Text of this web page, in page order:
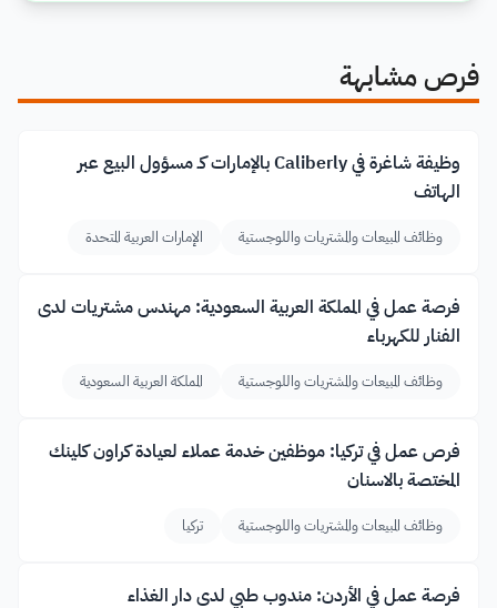
فرص مشابهة
وظيفة شاغرة في Caliberly بالإمارات كـ مسؤول البيع عبر
الهاتف
وظائف المبيعات والمشتريات واللوجستية الإمارات العربية المتحدة
فرصة عمل في المملكة العربية السعودية: مهندس مشتريات لدى
الفنار للكهرباء
وظائف المبيعات والمشتريات واللوجستية المملكة العربية السعودية
فرص عمل في تركيا: موظفين خدمة عملاء لعيادة كراون كلينك
المختصة بالاسنان
وظائف المبيعات والمشتريات واللوجستية تركيا
فرصة عمل في الأردن: مندوب طبي لدى دار الغذاء